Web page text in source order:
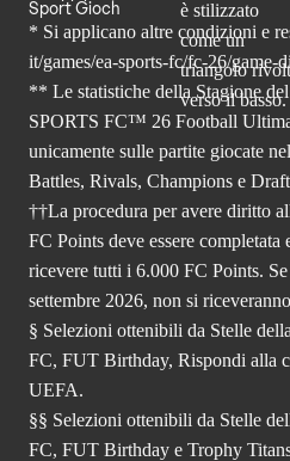
Sport Gioch
* Si applicano altre condizioni e
it/games/ea-sports-fc/fc-26/game-
** Le statistiche della Stagione
SPORTS FC™ 26 Football
unicamente sulle partite giocate
Battles, Rivals, Champions e
††La procedura per avere diritto
FC Points deve essere
ricevere tutti i 6.000 FC Points.
settembre 2026, non si
§ Selezioni ottenibili da Stelle
FC, FUT Birthday, Rispondi alla
UEFA.
§§ Selezioni ottenibili da Stelle
FC, FUT Birthday e Trophy